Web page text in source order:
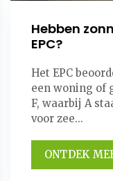
Hebben
EPC?
Het EPC
een woning of
F, waarbij A
voor zee...
ONTDEK